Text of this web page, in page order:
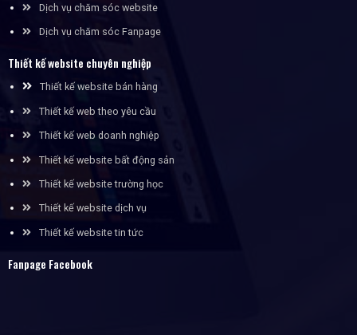
Dịch vụ chăm sóc website
Dịch vụ chăm sóc Fanpage
Thiết kế website chuyên nghiệp
Thiết kế website bán hàng
Thiết kế web theo yêu cầu
Thiết kế web doanh nghiệp
Thiết kế website bất động sản
Thiết kế website trường học
Thiết kế website dịch vụ
Thiết kế website tin tức
Fanpage Facebook